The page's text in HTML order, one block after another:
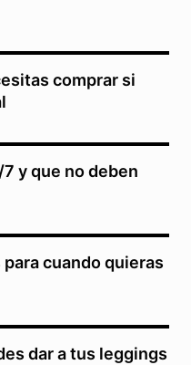
comprar si
y que no deben
cuando quieras
dar a tus leggings